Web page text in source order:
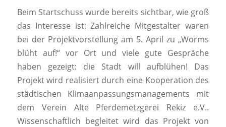
Beim Startschuss wurde bereits sichtbar, wie groß
das Interesse ist: Zahlreiche Mitgestalter waren
bei der Projektvorstellung am 5. April zu „Worms
blüht auf!“ vor Ort und viele gute Gespräche
haben gezeigt: die Stadt will aufblühen! Das
Projekt wird realisiert durch eine Kooperation des
städtischen Klimaanpassungsmanagements mit
dem Verein Alte Pferdemetzgerei Rekiz e.V..
Wissenschaftlich begleitet wird das Projekt von